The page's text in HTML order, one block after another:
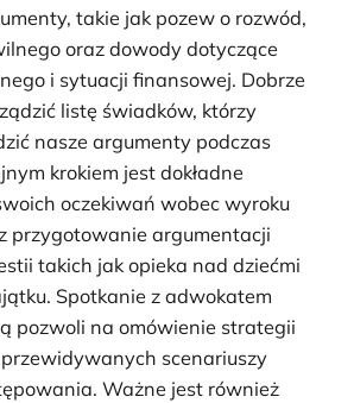
takie jak pozew o rozwód,
oraz dowody dotyczące
i sytuacji finansowej. Dobrze
listę świadków, którzy
nasze argumenty podczas
krokiem jest dokładne
oczekiwań wobec wyroku
przygotowanie argumentacji
takich jak opieka nad dziećmi
Spotkanie z adwokatem
pozwoli na omówienie strategii
scenariuszy
Ważne jest również